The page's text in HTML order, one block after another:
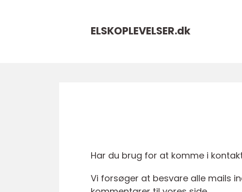
ELSKOPLEVELSER.dk
Har du brug for at komme i
Vi forsøger at besvare alle mails